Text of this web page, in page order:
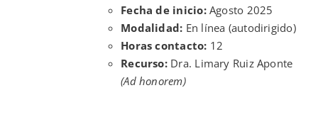
Fecha de inicio:Agosto 2025
Modalidad: En línea (autodirigido)
Horas contacto: 12
Recurso:Dra. Limary Ruiz Aponte
(Ad honorem)